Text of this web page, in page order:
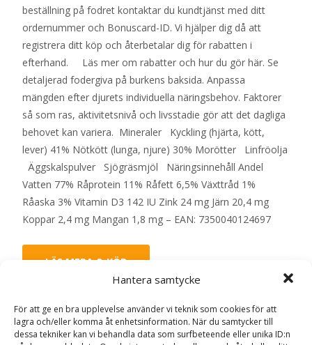
Hantera samtycke
För att ge en bra upplevelse använder vi teknik som cookies för att
lagra och/eller komma åt enhetsinformation. När du samtycker till
dessa tekniker kan vi behandla data som surfbeteende eller unika ID:n
beställning på fodret kontaktar du kundtjänst med ditt
ordernummer och Bonuscard-ID. Vi hjälper dig då att
registrera ditt köp och återbetalar dig för rabatten i
efterhand. Läs mer om rabatter och hur du gör här. Se
detaljerad fodergiva på burkens baksida. Anpassa
mängden efter djurets individuella näringsbehov. Faktorer
så som ras, aktivitetsnivå och livsstadie gör att det dagliga
behovet kan variera. Mineraler Kyckling (hjärta, kött,
lever) 41% Nötkött (lunga, njure) 30% Morötter Linfröolja
Äggskalspulver Sjögräsmjöl Näringsinnehåll Andel
Vatten 77% Råprotein 11% Råfett 6,5% Växttråd 1%
Råaska 3% Vitamin D3 142 IU Zink 24 mg Järn 20,4 mg
Koppar 2,4 mg Mangan 1,8 mg – EAN: 7350040124697
LÄS MERA & KÖP
Artikelnr:7664 Kategorier:Hundmat, Våtfoder Etikett:
Monster